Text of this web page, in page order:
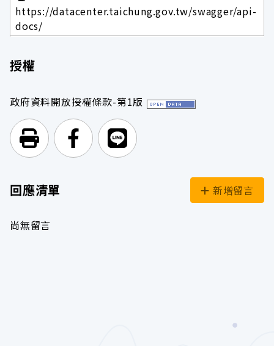
https://datacenter.taichung.gov.tw/swagger/api-
docs/
授權
政府資料開放授權條款-第1版
列印頁面前往Facebook
前往Line
回應清單 新增留言
尚無留言